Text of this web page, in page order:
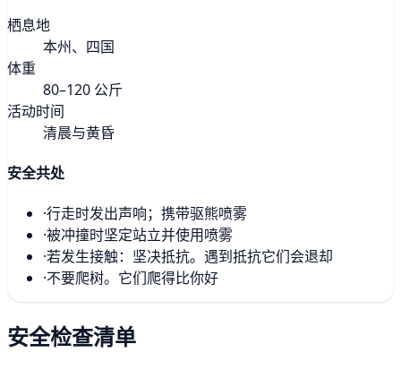
栖息地
本州、四国
体重
80–120 公斤
活动时间
清晨与黄昏
安全共处
·行走时发出声响；携带驱熊喷雾
·被冲撞时坚定站立并使用喷雾
·若发生接触：坚决抵抗。遇到抵抗它们会退却
·不要爬树。它们爬得比你好
安全检查清单